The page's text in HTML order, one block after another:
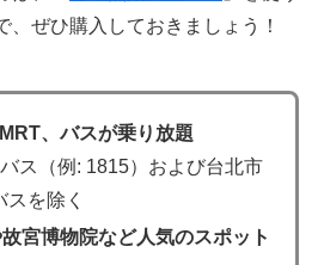
、ぜひ購入しておきましょう！
、バスが乗り放題
ス（例: 1815）および台北市
を除く
宮博物院など人気のスポット